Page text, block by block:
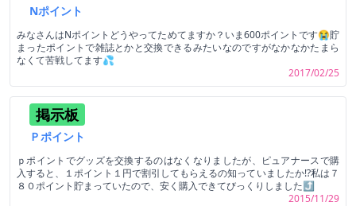
Nポイント
みなさんはNポイントどうやってためてますか？いま600ポイントです😭貯
まったポイントで雑誌とかと交換できるみたいなのですがなかなかたまら
なくて苦戦してます💦
2017/02/25
掲示板
Ｐポイント
ｐポイントでグッズを交換するのはなくなりましたが、ピュアナースで購
入すると、１ポイント１円で割引してもらえるの知っていましたか⁉私は７
８０ポイント貯まっていたので、安く購入できてびっくりしました⤴
2015/11/29